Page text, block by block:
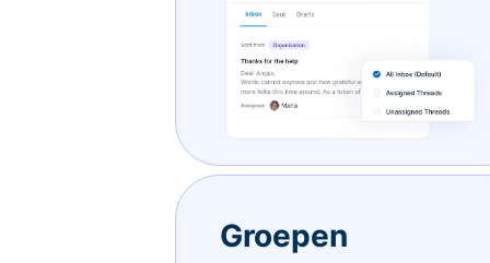
Groepen